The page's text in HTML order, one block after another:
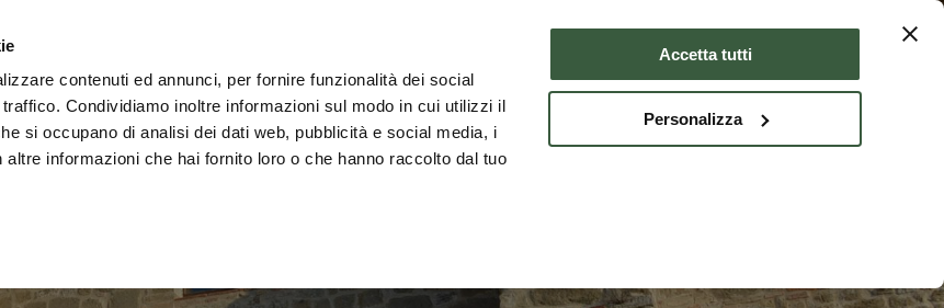
contenuti ed annunci, per fornire funzionalità dei social
Condividiamo inoltre informazioni sul modo in cui utilizzi il
si occupano di analisi dei dati web, pubblicità e social media, i
informazioni che hai fornito loro o che hanno raccolto dal tuo
Accetta tutti
Personalizza